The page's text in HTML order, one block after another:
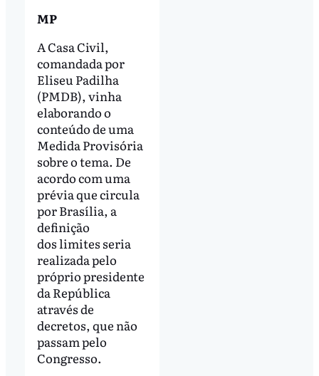
MP
A Casa Civil,
comandada por
Eliseu Padilha
(PMDB), vinha
elaborando o
conteúdo de uma
Medida Provisória
sobre o tema. De
acordo com uma
prévia que circula
por Brasília, a
definição
dos limites seria
realizada pelo
próprio presidente
da República
através de
decretos, que não
passam pelo
Congresso.